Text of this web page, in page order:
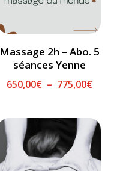
Massage 2h – Abo. 5
séances Yenne
650,00€ – 775,00€Plage
650,00€
à
775,00€